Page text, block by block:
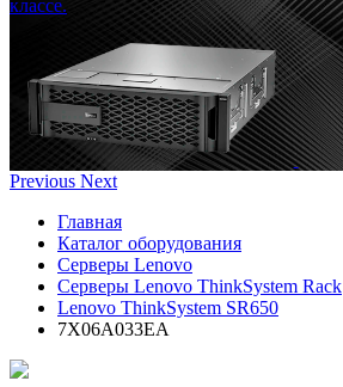
классе.
Previous Next
Главная
Каталог оборудования
Серверы Lenovo
Серверы Lenovo ThinkSystem Rack
Lenovo ThinkSystem SR650
7X06A033EA